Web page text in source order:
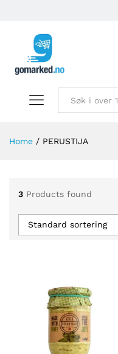
Home / PERUSTIJA
3 Products found
Standard sortering